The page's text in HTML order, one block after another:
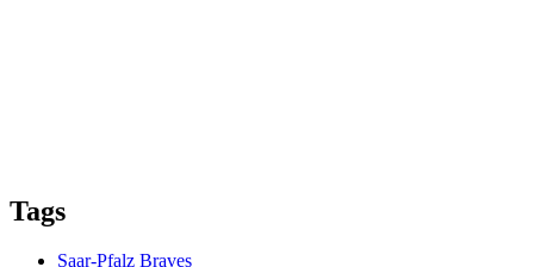
Tags
Saar-Pfalz Braves